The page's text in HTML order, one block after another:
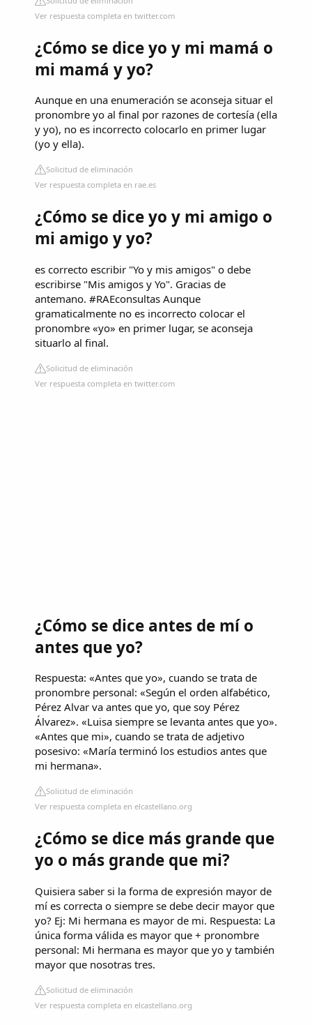
Ver respuesta completa en twitter.com
¿Cómo se dice yo y mi mamá o
mi mamá y yo?
Aunque en una enumeración se aconseja situar el
pronombre yo al final por razones de cortesía (ella
y yo), no es incorrecto colocarlo en primer lugar
(yo y ella).
Solicitud de eliminación
Ver respuesta completa en rae.es
¿Cómo se dice yo y mi amigo o
mi amigo y yo?
es correcto escribir "Yo y mis amigos" o debe
escribirse "Mis amigos y Yo". Gracias de
antemano. #RAEconsultas Aunque
gramaticalmente no es incorrecto colocar el
pronombre «yo» en primer lugar, se aconseja
situarlo al final.
Solicitud de eliminación
Ver respuesta completa en twitter.com
¿Cómo se dice antes de mí o
antes que yo?
Respuesta: «Antes que yo», cuando se trata de
pronombre personal: «Según el orden alfabético,
Pérez Alvar va antes que yo, que soy Pérez
Álvarez». «Luisa siempre se levanta antes que yo».
«Antes que mi», cuando se trata de adjetivo
posesivo: «María terminó los estudios antes que
mi hermana».
Solicitud de eliminación
Ver respuesta completa en elcastellano.org
¿Cómo se dice más grande que
yo o más grande que mi?
Quisiera saber si la forma de expresión mayor de
mí es correcta o siempre se debe decir mayor que
yo? Ej: Mi hermana es mayor de mi. Respuesta: La
única forma válida es mayor que + pronombre
personal: Mi hermana es mayor que yo y también
mayor que nosotras tres.
Solicitud de eliminación
Ver respuesta completa en elcastellano.org